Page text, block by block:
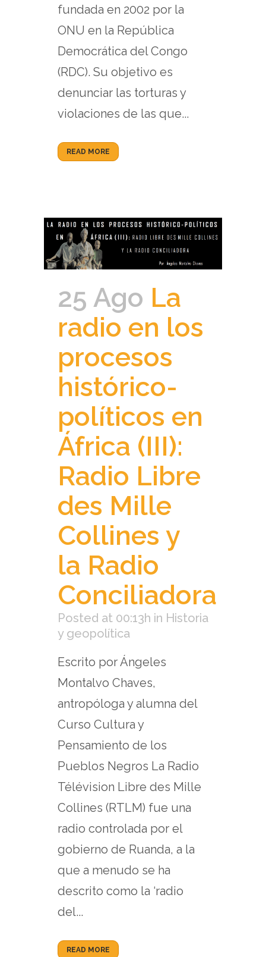
fundada en 2002 por la
ONU en la República
Democrática del Congo
(RDC). Su objetivo es
denunciar las torturas y
violaciones de las que...
READ MORE
25 Ago La
radio en los
procesos
histórico-
políticos en
África (III):
Radio Libre
des Mille
Collines y
la Radio
Conciliadora
Posted at 00:13h in Historia
y geopolítica
Escrito por Ángeles
Montalvo Chaves,
antropóloga y alumna del
Curso Cultura y
Pensamiento de los
Pueblos Negros La Radio
Télévision Libre des Mille
Collines (RTLM) fue una
radio controlada por el
gobierno de Ruanda, a la
que a menudo se ha
descrito como la ‘radio
del...
READ MORE